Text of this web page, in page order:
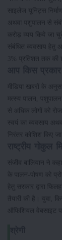
साइलेज यूनिट्स
अथवा पशुपालन से
करोड़ व्यय किये जा
संबंधित व्यवसाय हेतु
3% प्रतिशत तक की
मीडिया खबरों के
मत्स्य पालन,
से अधिक लोगों को
स्वयं का व्यवसाय
निरंतर कोशिश किए जा
संजीव बालियान ने
के पालन-पोषण को
हेतु सरकार द्वारा
तैयारी की है। युवा,
ऑफिशियल वेबसाइट